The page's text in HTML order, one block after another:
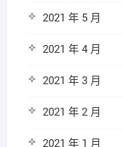
2021 年 5 月
2021 年 4 月
2021 年 3 月
2021 年 2 月
2021 年 1 月